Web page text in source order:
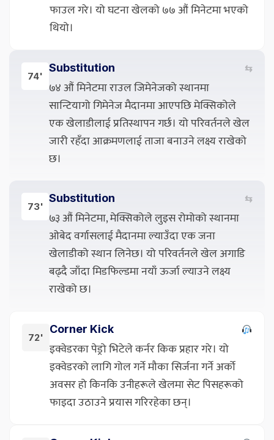
फाउल गरे। यो घटना खेलको ७७ औं मिनेटमा भएको
थियो।
74'
Substitution ⇆
७४ औं मिनेटमा राउल जिमेनेजको स्थानमा
सान्टियागो गिमेनेज मैदानमा आएपछि मेक्सिकोले
एक खेलाडीलाई प्रतिस्थापन गर्छ। यो परिवर्तनले खेल
जारी रहँदा आक्रमणलाई ताजा बनाउने लक्ष्य राखेको
छ।
73'
Substitution ⇆
७३ औं मिनेटमा, मेक्सिकोले लुइस रोमोको स्थानमा
ओबेद वर्गासलाई मैदानमा ल्याउँदा एक जना
खेलाडीको स्थान लिनेछ। यो परिवर्तनले खेल अगाडि
बढ्दै जाँदा मिडफिल्डमा नयाँ ऊर्जा ल्याउने लक्ष्य
राखेको छ।
72'
Corner Kick
इक्वेडरका पेड्रो भिटेले कर्नर किक प्रहार गरे। यो
इक्वेडरको लागि गोल गर्ने मौका सिर्जना गर्ने अर्को
अवसर हो किनकि उनीहरूले खेलमा सेट पिसहरूको
फाइदा उठाउने प्रयास गरिरहेका छन्।